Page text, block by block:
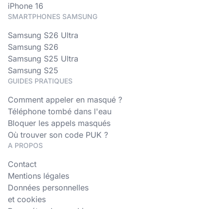
iPhone 16
SMARTPHONES SAMSUNG
Samsung S26 Ultra
Samsung S26
Samsung S25 Ultra
Samsung S25
GUIDES PRATIQUES
Comment appeler en masqué ?
Téléphone tombé dans l'eau
Bloquer les appels masqués
Où trouver son code PUK ?
A PROPOS
Contact
Mentions légales
Données personnelles
et cookies